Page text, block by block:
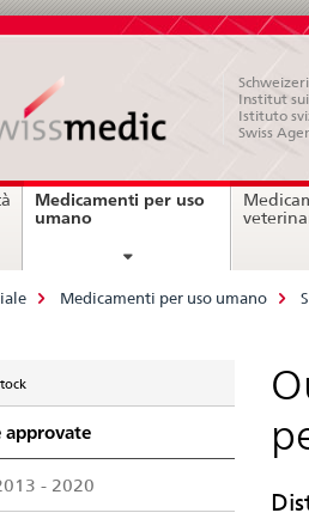
Institut
Istituto
Swiss
Medicamenti per uso
umanocurrent
Medicamenti per uso umano
approvate
- 2020